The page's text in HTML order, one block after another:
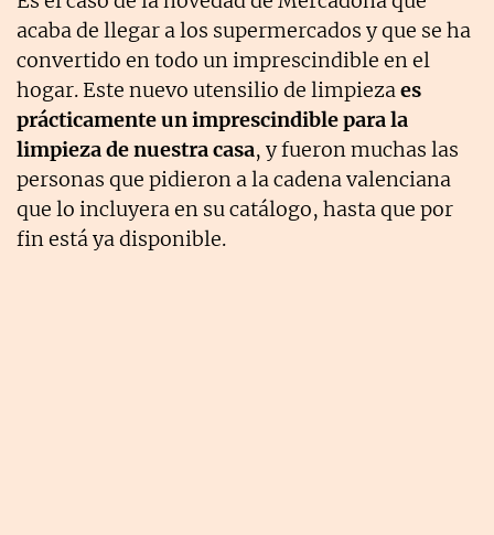
acaba de llegar a los supermercados y que se ha
convertido en todo un imprescindible en el
hogar. Este nuevo utensilio de limpiezaes
prácticamente un imprescindible para la
limpieza de nuestra casa, y fueron muchas las
personas que pidieron a la cadena valenciana
que lo incluyera en su catálogo, hasta que por
fin está ya disponible.